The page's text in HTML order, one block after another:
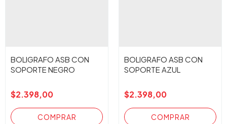
BOLIGRAFO ASB CON
SOPORTE NEGRO
$2.398,00
BOLIGRAFO ASB CON
SOPORTE AZUL
$2.398,00